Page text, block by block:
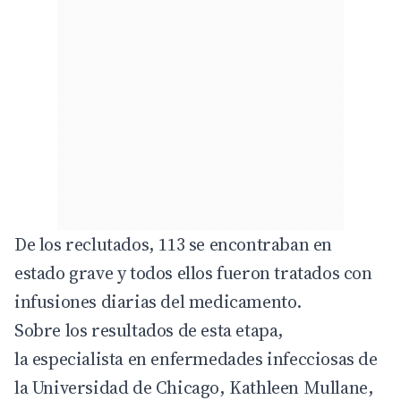
De los reclutados, 113 se encontraban en
estado grave y todos ellos fueron tratados con
infusiones diarias del medicamento.
Sobre los resultados de esta etapa,
la especialista en enfermedades infecciosas de
la Universidad de Chicago, Kathleen Mullane,